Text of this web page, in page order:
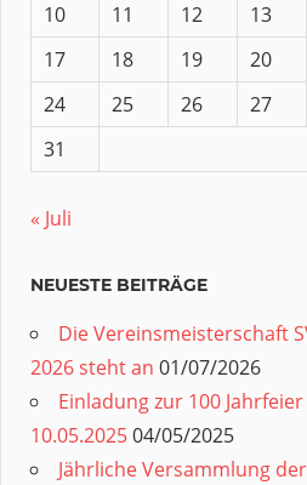
10
11 12 13
17
18 19 20
24
25 26 27
31
« Juli
NEUESTE BEITRÄGE
Die Vereinsmeisterschaft
2026 steht an 01/07/2026
Einladung zur 100
10.05.202504/05/2025
Jährliche Versammlung